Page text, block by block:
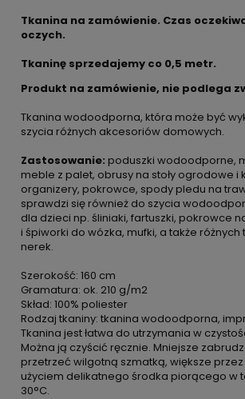
Tkanina na zamówienie. Czas
oczych.
Tkaninę sprzedajemy co 0,5 metr.
Produkt na zamówienie, nie podlega
Tkanina wodoodporna, która może być
szycia różnych akcesoriów domowych.
Zastosowanie: poduszki wodoodporne,
meble z palet, obrusy na stoły ogrodowe i
organizery, pokrowce, spody pledu na
sprawdzi się również do szycia
dla dzieci np. śliniaki, fartuszki, pokrowce
i śpiworki do wózka, mufki, a także
nerek.
Szerokość: 160 cm
Gramatura: ok. 210 g/m2
Skład: 100% poliester
Rodzaj tkaniny: tkanina wodoodporna,
Tkanina jest łatwa do utrzymania w
Można ją czyścić ręcznie. Mniejsze
przetrzeć wilgotną szmatką, większe
użyciem delikatnego środka piorącego w
30°C.